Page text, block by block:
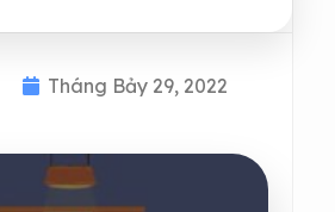
Tháng Bảy 29, 2022